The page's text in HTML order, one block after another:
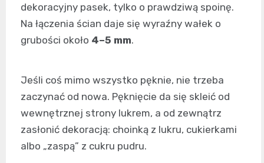
dekoracyjny pasek, tylko o prawdziwą spoinę.
Na łączenia ścian daje się wyraźny wałek o
grubości około 4–5 mm.
Jeśli coś mimo wszystko pęknie, nie trzeba
zaczynać od nowa. Pęknięcie da się skleić od
wewnętrznej strony lukrem, a od zewnątrz
zasłonić dekoracją: choinką z lukru, cukierkami
albo „zaspą” z cukru pudru.